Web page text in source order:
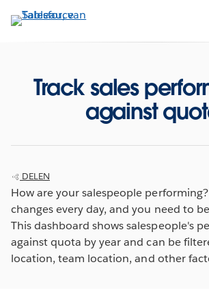
Verder
naar
Track sales
against
DELEN
How are your salespeople
changes every day, and you need to
This dashboard shows salespeople's
against quota by year and can be
location, team location, and other